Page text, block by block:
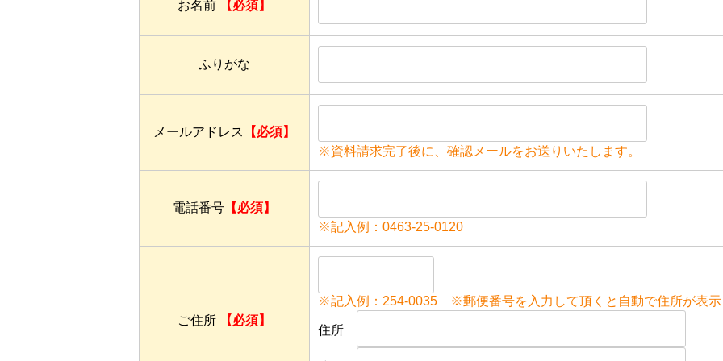
お名前 【必須】
ふりがな
メールアドレス
【必須】
※資料請求完了後に、確認メールをお送りいたします。
電話番号 【必須】
※記入例：0463-25-0120
ご住所 【必須】
※記入例：254-0035 ※郵便番号を入力して頂くと自動で住所が表示
住所